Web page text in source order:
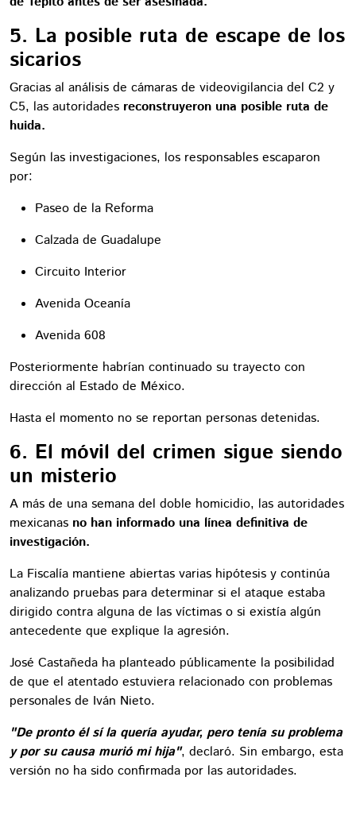
5. La posible ruta de escape de los
sicarios
Gracias al análisis de cámaras de videovigilancia del C2 y
C5, las autoridades reconstruyeron una posible ruta de
huida.
Según las investigaciones, los responsables escaparon
por:
Paseo de la Reforma
Calzada de Guadalupe
Circuito Interior
Avenida Oceanía
Avenida 608
Posteriormente habrían continuado su trayecto con
dirección al Estado de México.
Hasta el momento no se reportan personas detenidas.
6. El móvil del crimen sigue siendo
un misterio
A más de una semana del doble homicidio, las autoridades
mexicanas no han informado una línea definitiva de
investigación.
La Fiscalía mantiene abiertas varias hipótesis y continúa
analizando pruebas para determinar si el ataque estaba
dirigido contra alguna de las víctimas o si existía algún
antecedente que explique la agresión.
José Castañeda ha planteado públicamente la posibilidad
de que el atentado estuviera relacionado con problemas
personales de Iván Nieto.
"De pronto él sí la quería ayudar, pero tenía su problema
y por su causa murió mi hija", declaró. Sin embargo, esta
versión no ha sido confirmada por las autoridades.